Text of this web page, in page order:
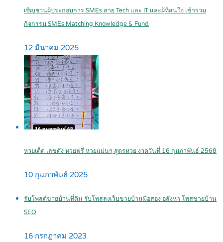
เชิญชวนผู้ประกอบการ SMEs สาย Tech และ IT และผู้ที่สนใจ เข้าร่วม
กิจกรรม SMEs Matching Knowledge & Fund
12 มีนาคม 2025
หวยเด็ด เลขดัง หวยฟรี หวยแม่นๆ สูตรหวย งวดวันที่ 16 กุมภาพันธ์ 2568
10 กุมภาพันธ์ 2025
รับโพสต์ขายบ้านที่ดิน รับโพสลงเว็บขายบ้านมือสอง อสังหา โพสขายบ้าน
SEO
16 กรกฎาคม 2023